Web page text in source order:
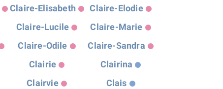
Claire-Elisabeth
Claire-Elodie
Claire-Lucile
Claire-Marie
Claire-Odile
Claire-Sandra
Clairie
Clairina
Clairvie
Clais